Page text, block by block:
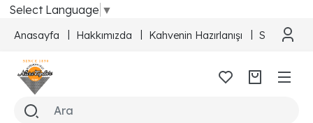
Select Language ▼
Anasayfa Hakkımızda Kahvenin Hazırlanışı Sipariş